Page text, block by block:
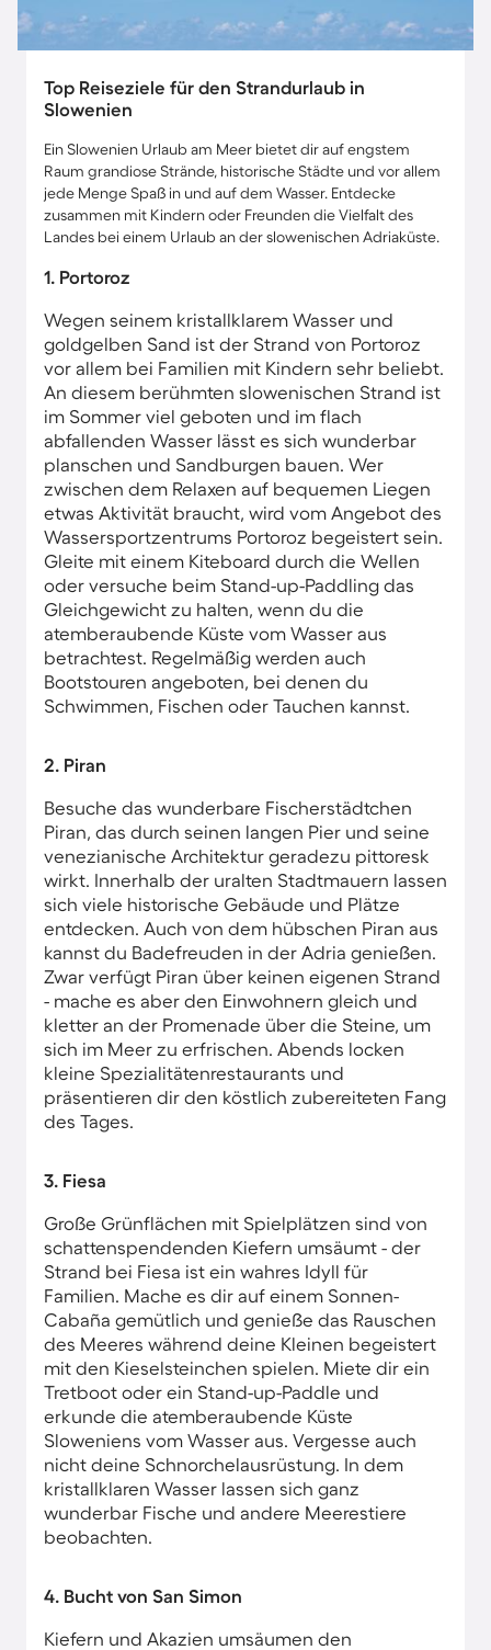
Top Reiseziele für den Strandurlaub in
Slowenien
Ein Slowenien Urlaub am Meer bietet dir auf engstem
Raum grandiose Strände, historische Städte und vor allem
jede Menge Spaß in und auf dem Wasser. Entdecke
zusammen mit Kindern oder Freunden die Vielfalt des
Landes bei einem Urlaub an der slowenischen Adriaküste.
1. Portoroz
Wegen seinem kristallklarem Wasser und
goldgelben Sand ist der Strand von Portoroz
vor allem bei Familien mit Kindern sehr beliebt.
An diesem berühmten slowenischen Strand ist
im Sommer viel geboten und im flach
abfallenden Wasser lässt es sich wunderbar
planschen und Sandburgen bauen. Wer
zwischen dem Relaxen auf bequemen Liegen
etwas Aktivität braucht, wird vom Angebot des
Wassersportzentrums Portoroz begeistert sein.
Gleite mit einem Kiteboard durch die Wellen
oder versuche beim Stand-up-Paddling das
Gleichgewicht zu halten, wenn du die
atemberaubende Küste vom Wasser aus
betrachtest. Regelmäßig werden auch
Bootstouren angeboten, bei denen du
Schwimmen, Fischen oder Tauchen kannst.
2. Piran
Besuche das wunderbare Fischerstädtchen
Piran, das durch seinen langen Pier und seine
venezianische Architektur geradezu pittoresk
wirkt. Innerhalb der uralten Stadtmauern lassen
sich viele historische Gebäude und Plätze
entdecken. Auch von dem hübschen Piran aus
kannst du Badefreuden in der Adria genießen.
Zwar verfügt Piran über keinen eigenen Strand
- mache es aber den Einwohnern gleich und
kletter an der Promenade über die Steine, um
sich im Meer zu erfrischen. Abends locken
kleine Spezialitätenrestaurants und
präsentieren dir den köstlich zubereiteten Fang
des Tages.
3. Fiesa
Große Grünflächen mit Spielplätzen sind von
schattenspendenden Kiefern umsäumt - der
Strand bei Fiesa ist ein wahres Idyll für
Familien. Mache es dir auf einem Sonnen-
Cabaña gemütlich und genieße das Rauschen
des Meeres während deine Kleinen begeistert
mit den Kieselsteinchen spielen. Miete dir ein
Tretboot oder ein Stand-up-Paddle und
erkunde die atemberaubende Küste
Sloweniens vom Wasser aus. Vergesse auch
nicht deine Schnorchelausrüstung. In dem
kristallklaren Wasser lassen sich ganz
wunderbar Fische und andere Meerestiere
beobachten.
4. Bucht von San Simon
Kiefern und Akazien umsäumen den